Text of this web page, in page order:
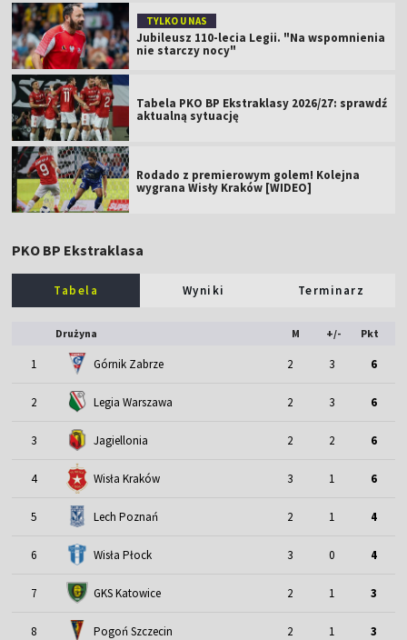
TYLKO U NAS
Jubileusz 110-lecia Legii. "Na wspomnienia
nie starczy nocy"
Tabela PKO BP Ekstraklasy 2026/27: sprawdź
aktualną sytuację
Rodado z premierowym golem! Kolejna
wygrana Wisły Kraków [WIDEO]
PKO BP Ekstraklasa
Tabela Wyniki Terminarz
Drużyna M +/- Pkt
1 Górnik Zabrze 2 3 6
2 Legia Warszawa 2 3 6
3 Jagiellonia 2 2 6
4 Wisła Kraków 3 1 6
5 Lech Poznań 2 1 4
6 Wisła Płock 3 0 4
7 GKS Katowice 2 1 3
8 Pogoń Szczecin 2 1 3